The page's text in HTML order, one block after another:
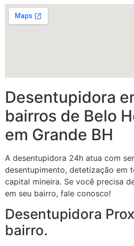
Desentupidora
bairros de Belo
em Grande BH
A desentupidora 24h atua com
desentupimento, detetização em
capital mineira. Se você precisa
em seu bairro, fale conosco!
Desentupidora
bairro.